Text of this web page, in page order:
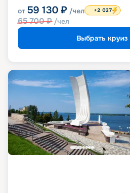
от 59 130 ₽ /чел
65 700₽ /чел
+2 027
Выбрать круиз